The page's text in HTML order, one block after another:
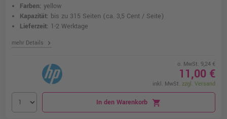
Farben: yellow
Kapazität: bis zu 315 Seiten (ca. 3,5 Cent / Seite)
Lieferzeit: 1-2 Werktage
mehr Details chevron_right
o. MwSt. 9,24 €
11,00 €
inkl. MwSt. zzgl. Versand
In den Warenkorb shopping_cart